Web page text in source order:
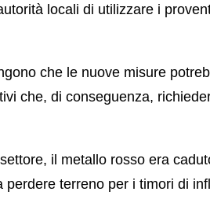
locali di utilizzare i
che le nuove misure
che, di conseguenza,
il metallo rosso era
terreno per i timori di